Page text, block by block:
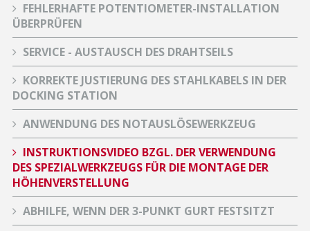
FEHLERHAFTE POTENTIOMETER-INSTALLATION
ÜBERPRÜFEN
SERVICE - AUSTAUSCH DES DRAHTSEILS
KORREKTE JUSTIERUNG DES STAHLKABELS IN DER
DOCKING STATION
ANWENDUNG DES NOTAUSLÖSEWERKZEUG
INSTRUKTIONSVIDEO BZGL. DER VERWENDUNG
DES SPEZIALWERKZEUGS FÜR DIE MONTAGE DER
HÖHENVERSTELLUNG
ABHILFE, WENN DER 3-PUNKT GURT FESTSITZT